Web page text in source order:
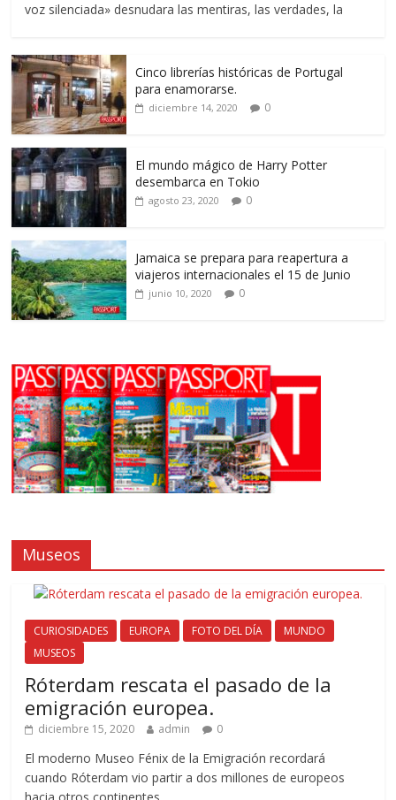
voz silenciada» desnudara las mentiras, las verdades, la
Cinco librerías históricas de Portugal
para enamorarse.
diciembre 14, 2020 0
El mundo mágico de Harry Potter
desembarca en Tokio
agosto 23, 2020 0
Jamaica se prepara para reapertura a
viajeros internacionales el 15 de Junio
junio 10, 2020 0
Museos
CURIOSIDADES EUROPA FOTO DEL DÍA
MUNDO
MUSEOS
Róterdam rescata el pasado de la
emigración europea.
diciembre 15, 2020 admin 0
El moderno Museo Fénix de la Emigración recordará
cuando Róterdam vio partir a dos millones de europeos
hacia otros continentes